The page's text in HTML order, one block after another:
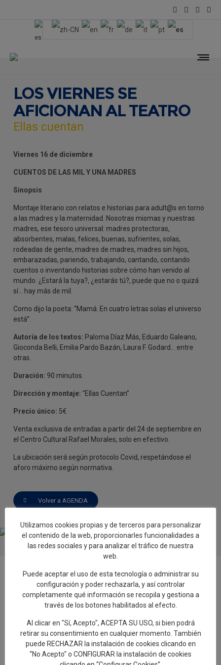
LOS VIERNES SE
AFICIONAN AL TEATRO
Ellas cuentan
Viernes 16 de diciembre
CUENTOS DE LAS MIL Y UNA MADRES
Sinopsis
Montaje literario con relatos e historias para adult@s en torno
a las madres y la maternidad. Nosotras mismas y nuestras
madres, ese tesoro universal: madres protectoras,
absorbentes, malas, felices, buenas, sufrientes, solas,
rodeadas de gente, madres de madres, madres sin hijos,
embarazadas, pariendo, trabajando, cantando, contando
cuentos o inventando historias sobre cómo han venido al
mundo. ¿Estará la tuya?, ¿estarás tú?, puede que no o quizá
sí… hay más de mil.
Como dijo la poeta: “Mamá. En cuatro letras solas el universo
está”.
Autoría de los textos: Paloma Díaz Más, Eduardo Galeano,
Gioconda Belli, Emilia Pardo Bazán, Laura F. Godard… entre
otras.
Duración: 90 minutos.
Dirección y montaje: “Ellas Cuentan”
Precio único: 5€
Venta exclusiva de entradas a partir del 24 de septiembre en
el Centro Cultural Rafael Morales, solo en efectivo.
La ubicación será según protocolo Covid, respetándose el
aforo máximo según normativa.
Volver a AGENDA
Añadir reseña en Google
Rellenar encuesta de calidad
Utilizamos cookies propias y de terceros para personalizar
el contenido de la web, proporcionarles funcionalidades a
las redes sociales y para analizar el tráfico de nuestra
web.
Puede aceptar el uso de esta tecnología o administrar su
configuración y poder rechazarla, y así controlar
completamente qué información se recopila y gestiona a
través de los botones habilitados al efecto.
Al clicar en "Sí, Acepto", ACEPTA SU USO, si bien podrá
retirar su consentimiento en cualquier momento. También
puede RECHAZAR la instalación de cookies clicando en
“No Acepto" o CONFIGURAR la instalación de cookies